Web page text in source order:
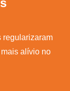
regularizaram
alívio no